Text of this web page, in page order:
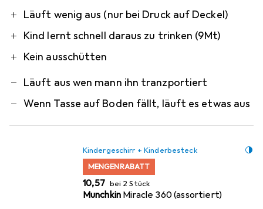
ProLäuft wenig aus (nur bei Druck auf Deckel)
Kind lernt schnell daraus zu trinken (9Mt)
Kein ausschütten
Contra
Läuft aus wen mann ihn tranzportiert
Wenn Tasse auf Boden fällt, läuft es etwas aus
Kindergeschirr + Kinderbesteck
MENGENRABATT
EUR
10,57 bei 2 Stück
Munchkin Miracle 360 (assortiert)